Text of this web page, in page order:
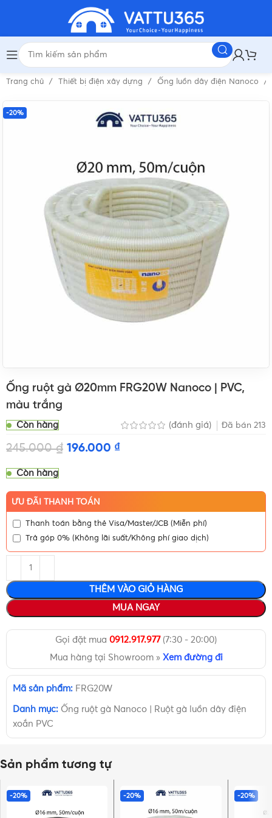
Trang chủ Thiết bị điện xây dựng Ống luồn dây điện Nanoco
-20%
Ống ruột gà Ø20mm FRG20W Nanoco | PVC,
màu trắng
Còn hàng (đánh giá) Đã bán 213
245.000₫ 196.000 ₫
Còn hàng
ƯU ĐÃI THANH TOÁN
Thanh toán bằng thẻ Visa/Master/JCB (Miễn phí)
Trả góp 0% (Không lãi suất/Không phí giao dịch)
THÊM VÀO GIỎ HÀNG
MUA NGAY
Gọi đặt mua 0912.917.977(7:30 - 20:00)
Mua hàng tại Showroom » Xem đường đi
Mã sản phẩm: FRG20W
Danh mục: Ống ruột gà Nanoco | Ruột gà luồn dây điện
xoắn PVC
Sản phẩm tương tự
-20% -20% -20%